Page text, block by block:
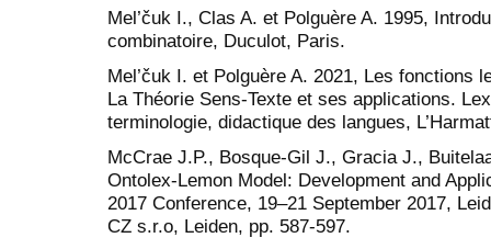
Mel’čuk I., Clas A. et Polguère A. 1995,
combinatoire, Duculot, Paris.
Mel’čuk I. et Polguère A. 2021, Les fonctions
La Théorie Sens-Texte et ses applications.
terminologie, didactique des langues,
McCrae J.P., Bosque-Gil J., Gracia J.,
Ontolex-Lemon Model: Development and
2017 Conference, 19–21 September 2017,
CZ s.r.o, Leiden, pp. 587-597.